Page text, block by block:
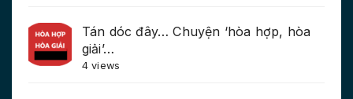
Tán dóc đây… Chuyện ‘hòa hợp, hòa
giải’…
4 views